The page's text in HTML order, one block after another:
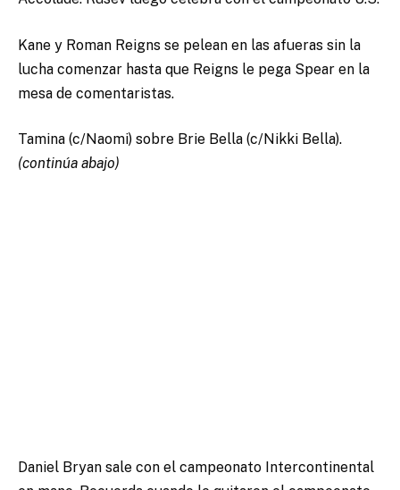
Kane y Roman Reigns se pelean en las afueras sin la
lucha comenzar hasta que Reigns le pega Spear en la
mesa de comentaristas.
Tamina (c/Naomi) sobre Brie Bella (c/Nikki Bella).
(continúa abajo)
Daniel Bryan sale con el campeonato Intercontinental